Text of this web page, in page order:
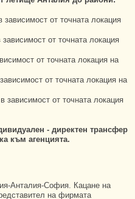
от точната локация
от точната локация
от точната локация на
от точната локация на
зависимост от точната локация
- директен трансфер
към агенцията.
Анталия-София. Кацане на
на фирмата